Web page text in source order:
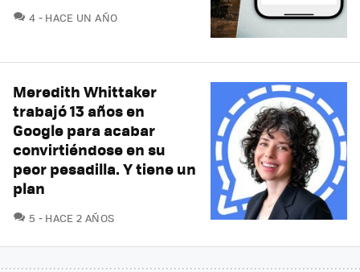
4 COMENTARIOS
HACE UN AÑO
Meredith Whittaker
trabajó 13 años en
Google para acabar
convirtiéndose en su
peor pesadilla. Y tiene un
plan
5 COMENTARIOS
HACE 2 AÑOS